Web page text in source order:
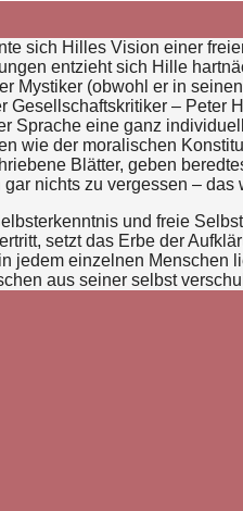
sich Hilles Vision einer
entzieht sich Hille
Mystiker (obwohl er in
–
Sprache eine ganz
wie der moralischen
Blätter, geben
nichts zu vergessen – das
und freie
setzt das Erbe der
jedem einzelnen
aus seiner selbst